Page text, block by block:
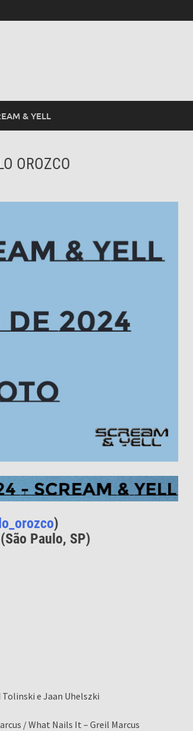
& YELL
OROZCO
)
(São Paulo, SP)
Tolinski e Jaan Uhelszki
/ What Nails It – Greil Marcus